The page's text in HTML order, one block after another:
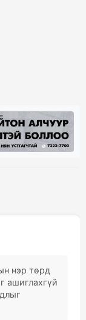
нэр төрд
ашиглахгүй